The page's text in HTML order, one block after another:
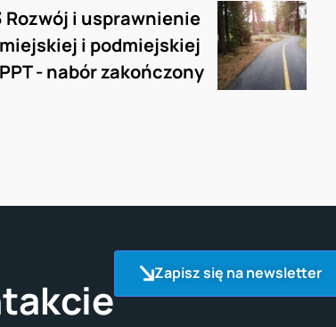
Rozwój i usprawnienie
i podmiejskiej
- nabór zakończony
Zapisz się na newsletter